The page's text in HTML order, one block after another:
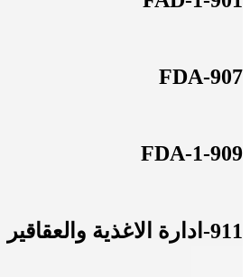
907-FDA
909-FDA-1
911-ادارة الاغذية والعقاقير